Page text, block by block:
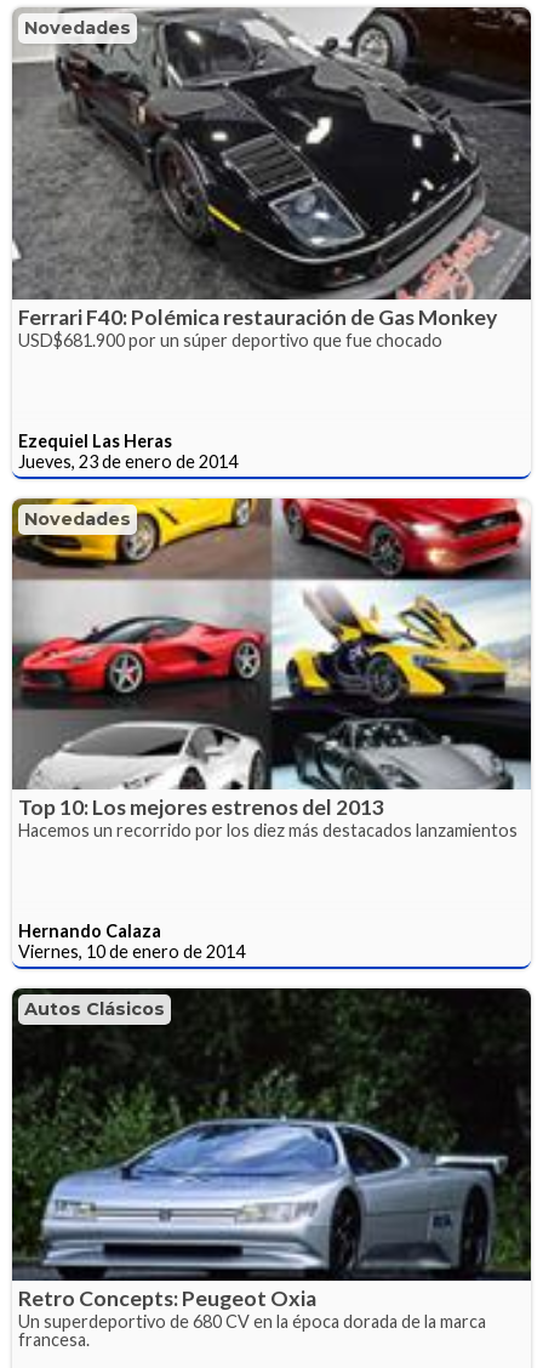
Novedades
Ferrari F40: Polémica restauración de Gas Monkey
USD$681.900 por un súper deportivo que fue chocado
Ezequiel Las Heras
Jueves, 23 de enero de 2014
Novedades
Top 10: Los mejores estrenos del 2013
Hacemos un recorrido por los diez más destacados lanzamientos
Hernando Calaza
Viernes, 10 de enero de 2014
Autos Clásicos
Retro Concepts: Peugeot Oxia
Un superdeportivo de 680 CV en la época dorada de la marca
francesa.